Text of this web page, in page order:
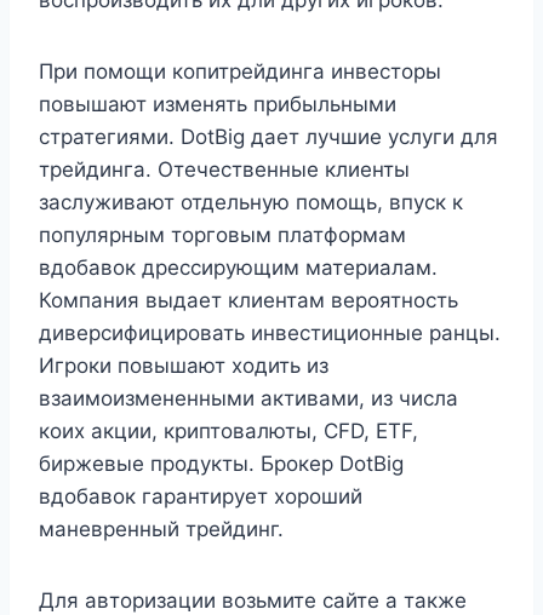
При помощи копитрейдинга инвесторы
повышают изменять прибыльными
стратегиями. DotBig дает лучшие услуги для
трейдинга. Отечественные клиенты
заслуживают отдельную помощь, впуск к
популярным торговым платформам
вдобавок дрессирующим материалам.
Компания выдает клиентам вероятность
диверсифицировать инвестиционные ранцы.
Игроки повышают ходить из
взаимоизмененными активами, из числа
коих акции, криптовалюты, CFD, ETF,
биржевые продукты. Брокер DotBig
вдобавок гарантирует хороший
маневренный трейдинг.
Для авторизации возьмите сайте а также